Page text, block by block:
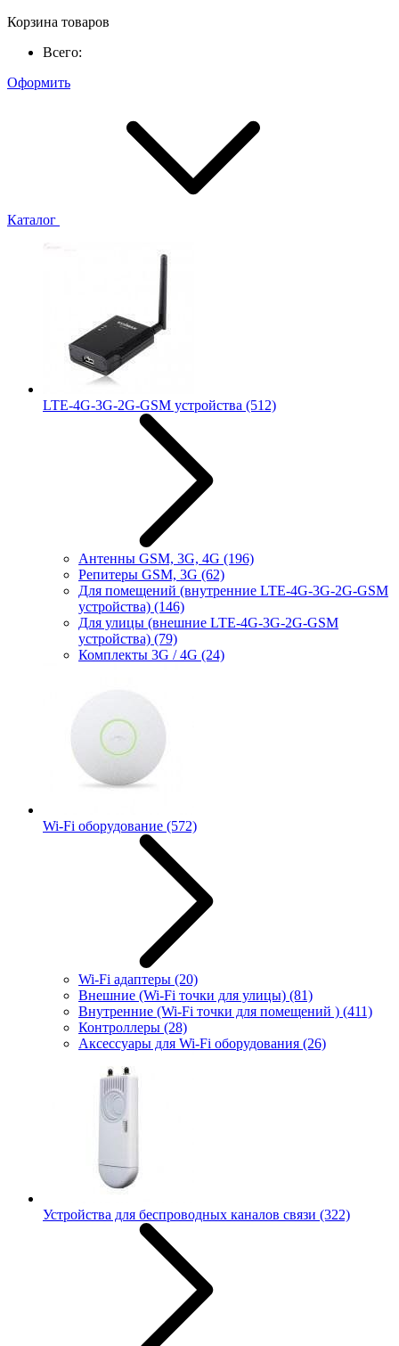
Корзина товаров
Всего:
Оформить
Каталог
LTE-4G-3G-2G-GSM устройства (512)
Антенны GSM, 3G, 4G (196)
Репитеры GSM, 3G (62)
Для помещений (внутренние LTE-4G-3G-2G-GSM
устройства) (146)
Для улицы (внешние LTE-4G-3G-2G-GSM
устройства) (79)
Комплекты 3G / 4G (24)
Wi-Fi оборудование (572)
Wi-Fi адаптеры (20)
Внешние (Wi-Fi точки для улицы) (81)
Внутренние (Wi-Fi точки для помещений ) (411)
Контроллеры (28)
Аксессуары для Wi-Fi оборудования (26)
Устройства для беспроводных каналов связи (322)